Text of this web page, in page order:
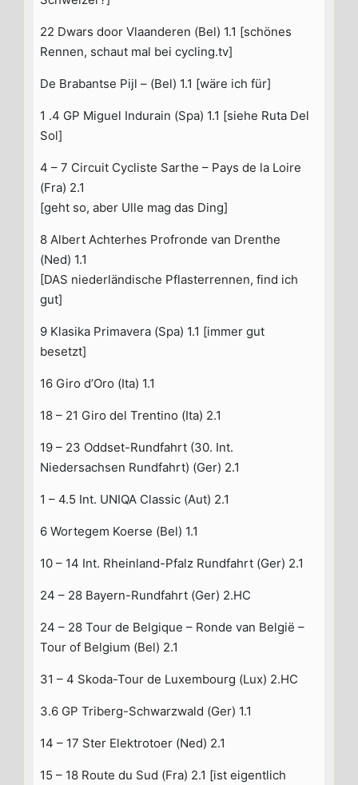
22 Dwars door Vlaanderen (Bel) 1.1 [schönes
Rennen, schaut mal bei cycling.tv]
De Brabantse Pijl – (Bel) 1.1 [wäre ich für]
1 .4 GP Miguel Indurain (Spa) 1.1 [siehe Ruta Del
Sol]
4 – 7 Circuit Cycliste Sarthe – Pays de la Loire
(Fra) 2.1
[geht so, aber Ulle mag das Ding]
8 Albert Achterhes Profronde van Drenthe
(Ned) 1.1
[DAS niederländische Pflasterrennen, find ich
gut]
9 Klasika Primavera (Spa) 1.1 [immer gut
besetzt]
16 Giro d’Oro (Ita) 1.1
18 – 21 Giro del Trentino (Ita) 2.1
19 – 23 Oddset-Rundfahrt (30. Int.
Niedersachsen Rundfahrt) (Ger) 2.1
1 – 4.5 Int. UNIQA Classic (Aut) 2.1
6 Wortegem Koerse (Bel) 1.1
10 – 14 Int. Rheinland-Pfalz Rundfahrt (Ger) 2.1
24 – 28 Bayern-Rundfahrt (Ger) 2.HC
24 – 28 Tour de Belgique – Ronde van België –
Tour of Belgium (Bel) 2.1
31 – 4 Skoda-Tour de Luxembourg (Lux) 2.HC
3.6 GP Triberg-Schwarzwald (Ger) 1.1
14 – 17 Ster Elektrotoer (Ned) 2.1
15 – 18 Route du Sud (Fra) 2.1 [ist eigentlich